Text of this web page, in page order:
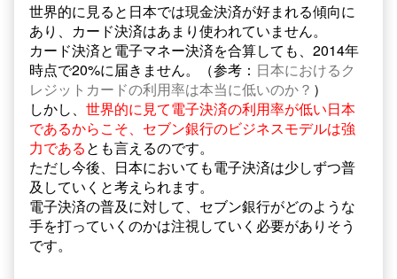
世界的に見ると日本では現金決済が好まれる傾向に
あり、カード決済はあまり使われていません。
カード決済と電子マネー決済を合算しても、2014年
時点で20%に届きません。（参考： 日本におけるク
レジットカードの利用率は本当に低いのか？ ）
しかし、 世界的に見て電子決済の利用率が低い日本
であるからこそ、セブン銀行のビジネスモデルは強
力であるとも言えるのです。
ただし今後、日本においても電子決済は少しずつ普
及していくと考えられます。
電子決済の普及に対して、セブン銀行がどのような
手を打っていくのかは注視していく必要がありそう
です。